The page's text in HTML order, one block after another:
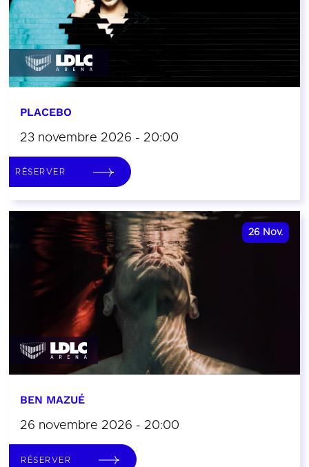
PLACEBO
23 novembre 2026 - 20:00
RÉSERVER
26 Nov.
BEN MAZUÉ
26 novembre 2026 - 20:00
RÉSERVER